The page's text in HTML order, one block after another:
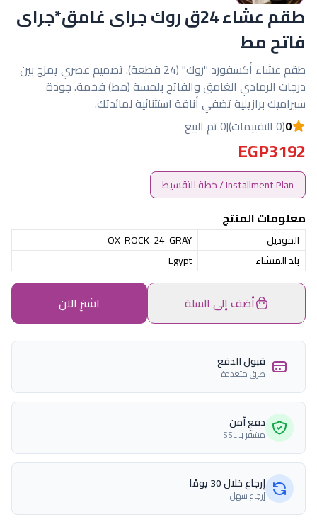
طقم عشاء 24ق روك جراى غامق*جراى
فاتح مط
طقم عشاء أكسفورد "روك" (24 قطعة). تصميم عصري يمزج بين
درجات الرمادي الغامق والفاتح بلمسة (مط) فخمة. جودة
سيراميك برازيلية تضفي أناقة استثنائية لمائدتك.
0(0 التقييمات) |0 تم البيع
EGP3192
Installment Plan / خطة التقسيط
معلومات المنتج
الموديل
OX-ROCK-24-GRAY
بلد المنشاء
Egypt
أضف إلى السلة اشترِ الآن
قبول الدفع
طرق متعددة
دفع آمن
مشفّر بـ SSL
إرجاع خلال 30 يومًا
إرجاع سهل